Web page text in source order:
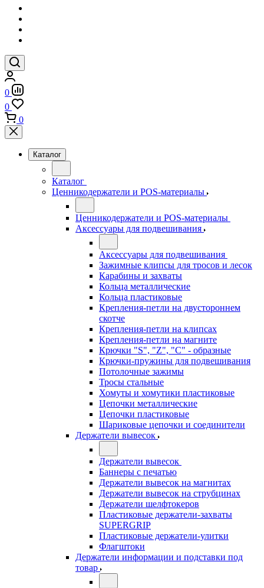
0
0
0
Каталог
Каталог
Ценникодержатели и POS-материалы
Ценникодержатели и POS-материалы
Аксессуары для подвешивания
Аксессуары для подвешивания
Зажимные клипсы для тросов и лесок
Карабины и захваты
Кольца металлические
Кольца пластиковые
Крепления-петли на двустороннем
скотче
Крепления-петли на клипсах
Крепления-петли на магните
Крючки "S", "Z", "C" - образные
Крючки-пружины для подвешивания
Потолочные зажимы
Тросы стальные
Хомуты и хомутики пластиковые
Цепочки металлические
Цепочки пластиковые
Шариковые цепочки и соединители
Держатели вывесок
Держатели вывесок
Баннеры с печатью
Держатели вывесок на магнитах
Держатели вывесок на струбцинах
Держатели шелфтокеров
Пластиковые держатели-захваты
SUPERGRIP
Пластиковые держатели-улитки
Флагштоки
Держатели информации и подставки под
товар